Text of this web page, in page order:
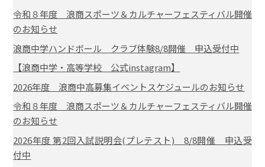
令和８年度 浪商スポーツ＆カルチャーフェスティバル開催
のお知らせ
浪商中学ハンドボール クラブ体験8/8開催 申込受付中
【浪商中学・高等学校 公式instagram】
2026年度 浪商中高募集イベントスケジュールのお知らせ
令和８年度 浪商スポーツ＆カルチャーフェスティバル開催
のお知らせ
2026年度 第2回入試説明会(プレテスト) 8/8開催 申込受
付中